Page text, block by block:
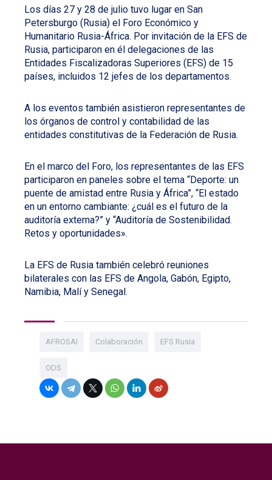
Los días 27 y 28 de julio tuvo lugar en San
Petersburgo (Rusia) el Foro Económico y
Humanitario Rusia-África. Por invitación de la EFS de
Rusia, participaron en él delegaciones de las
Entidades Fiscalizadoras Superiores (EFS) de 15
países, incluidos 12 jefes de los departamentos.
A los eventos también asistieron representantes de
los órganos de control y contabilidad de las
entidades constitutivas de la Federación de Rusia.
En el marco del Foro, los representantes de las EFS
participaron en paneles sobre el tema “Deporte: un
puente de amistad entre Rusia y África”, “El estado
en un entorno cambiante: ¿cuál es el futuro de la
auditoría externa?” y “Auditoría de Sostenibilidad.
Retos y oportunidades».
La EFS de Rusia también celebró reuniones
bilaterales con las EFS de Angola, Gabón, Egipto,
Namibia, Malí y Senegal.
AFROSAI Colaboración EFS Rusia
ODS